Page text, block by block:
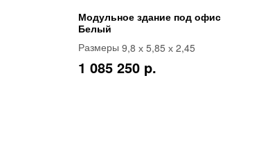
Модульное здание под офис
Белый
Размеры 9,8 х 5,85 х 2,45
1 085 250 p.